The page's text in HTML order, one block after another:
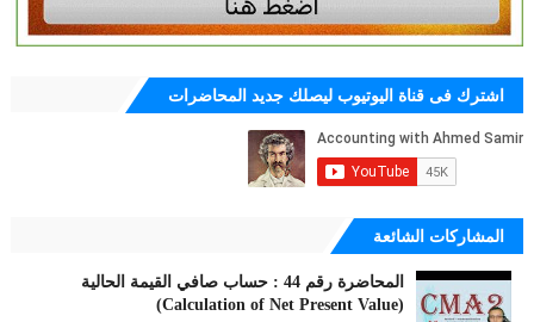
اشترك فى قناة اليوتيوب ليصلك جديد المحاضرات
المشاركات الشائعة
المحاضرة رقم 44 : حساب صافي القيمة الحالية
(Calculation of Net Present Value)